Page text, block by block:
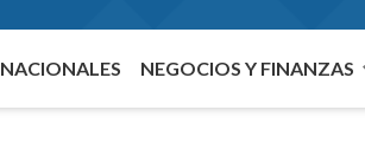
NACIONALES NEGOCIOS Y FINANZAS